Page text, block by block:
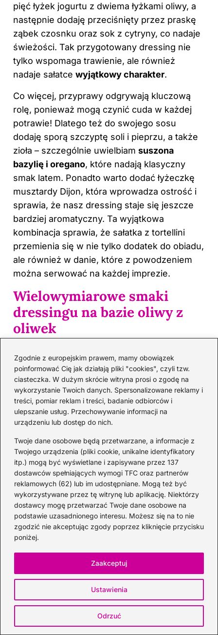
Zgodnie z europejskim prawem, mamy obowiązek
poinformować Cię jak działają pliki "cookies", czyli tzw.
ciasteczka. W dużym skrócie witryna prosi o zgodę na
wykorzystanie Twoich danych. Spersonalizowane reklamy i
treści, pomiar reklam i treści, badanie odbiorców i
ulepszanie usług. Przechowywanie informacji na
urządzeniu lub dostęp do nich.
Twoje dane osobowe będą przetwarzane, a informacje z
Twojego urządzenia (pliki cookie, unikalne identyfikatory
itp.) mogą być wyświetlane i zapisywane przez 137
dostawców spełniających wymogi TFC oraz partnerów
reklamowych (62) lub im udostępniane. Mogą też być
wykorzystywane przez tę witrynę lub aplikację. Niektórzy
dostawcy mogę przetwarzać Twoje dane osobowe na
podstawie uzasadnionego interesu. Możesz się na to nie
zgodzić nie akceptując zgody poprzez kliknięcie przycisku
poniżej.
Ustawienia
Odrzuć
Zaakceptuj
pięć łyżek jogurtu z dwiema łyżkami oliwy, a
następnie dodaję przeciśnięty przez praskę
ząbek czosnku oraz sok z cytryny, co nadaje
świeżości. Tak przygotowany dressing nie
tylko wspomaga trawienie, ale również
nadaje sałatce wyjątkowy charakter.
Co więcej, przyprawy odgrywają kluczową
rolę, ponieważ mogą czynić cuda w każdej
potrawie! Dlatego też do swojego sosu
dodaję sporą szczyptę soli i pieprzu, a także
zioła – szczególnie uwielbiam suszona
bazylię i oregano, które nadają klasyczny
smak latem. Ponadto warto dodać łyżeczkę
musztardy Dijon, która wprowadza ostrość i
sprawia, że nasz dressing staje się jeszcze
bardziej aromatyczny. Ta wyjątkowa
kombinacja sprawia, że sałatka z tortellini
przemienia się w nie tylko dodatek do obiadu,
ale również w danie, które z powodzeniem
można serwować na każdej imprezie.
Wielowymiarowe smaki
dressingu na bazie oliwy z
oliwek
nietypowego, zdecydowanie polecam
przygotowanie dressingu na bazie oliwy z
oliwek, octu balsamicznego i syropu
klonowego. Wystarczy zmieszać cztery łyżki
oliwy, dwie łyżki octu oraz jedną łyżkę
syropu, a następnie doprawić solą i pieprzem.
Dzięki temu sosowi, sałatka z tortellini
zyskuje przyjemną słodycz, a jednocześnie
utrzymuje świeżość dzięki octowi. Połączenie
tych składników stworzyniepowtarzalny
smak, który zaskoczy zarówno domowników,
jak i zaproszonych gości. Po przygotowaniu
sałatki warto sięgnąć po świeże zioła do
dekoracji – rukolę czy bazylię – co nie tylko
Warto pamiętać, że kluczem do idealnej
sałatki z tortellini jest również odpowiedni
balans składników. Użyj różnorodnych
warzyw: kolorowej papryki, pomidorków